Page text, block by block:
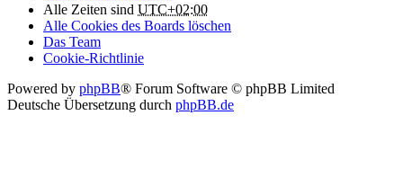
Alle Zeiten sind UTC+02:00
Alle Cookies des Boards löschen
Das Team
Cookie-Richtlinie
Powered by phpBB® Forum Software © phpBB Limited
Deutsche Übersetzung durch phpBB.de